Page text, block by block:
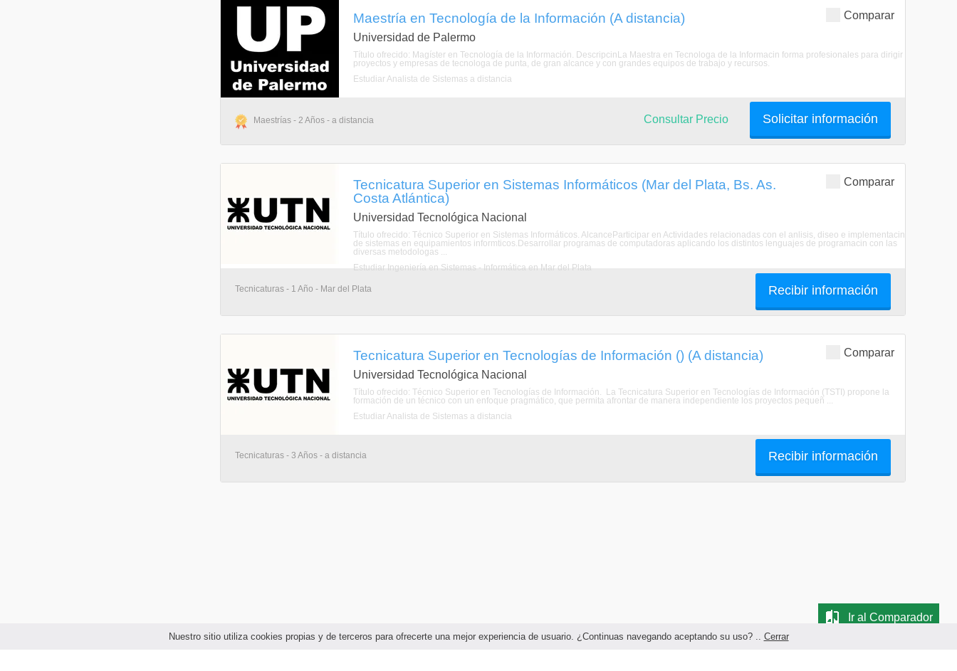
Nuestro sitio utiliza cookies propias y de terceros para ofrecerte una mejor experiencia de usuario. ¿Continuas navegando aceptando su uso? .. Cerrar
Comparar
Maestría en Tecnología de la Información (A distancia)
Universidad de Palermo
Título ofrecido: Magíster en Tecnología de la Información. DescripcinLa Maestra en Tecnologa de la Informacin forma profesionales para dirigir
proyectos y empresas de tecnologa de punta, de gran alcance y con grandes equipos de trabajo y recursos.
Estudiar Analista de Sistemas a distancia
Maestrías - 2 Años - a distancia Solicitar información
Consultar Precio
Comparar
Tecnicatura Superior en Sistemas Informáticos (Mar del Plata, Bs. As.
Costa Atlántica)
Universidad Tecnológica Nacional
Título ofrecido: Técnico Superior en Sistemas Informáticos. AlcanceParticipar en Actividades relacionadas con el anlisis, diseo e implementacin
de sistemas en equipamientos informticos.Desarrollar programas de computadoras aplicando los distintos lenguajes de programacin con las
diversas metodologas ...
Estudiar Ingeniería en Sistemas - Informática en Mar del Plata
Tecnicaturas - 1 Año - Mar del Plata Recibir información
Comparar
Tecnicatura Superior en Tecnologías de Información () (A distancia)
Universidad Tecnológica Nacional
Título ofrecido: Técnico Superior en Tecnologías de Información. La Tecnicatura Superior en Tecnologías de Información (TSTI) propone la
formación de un técnico con un enfoque pragmático, que permita afrontar de manera independiente los proyectos pequeñ ...
Estudiar Analista de Sistemas a distancia
Tecnicaturas - 3 Años - a distancia Recibir información
Ir al Comparador